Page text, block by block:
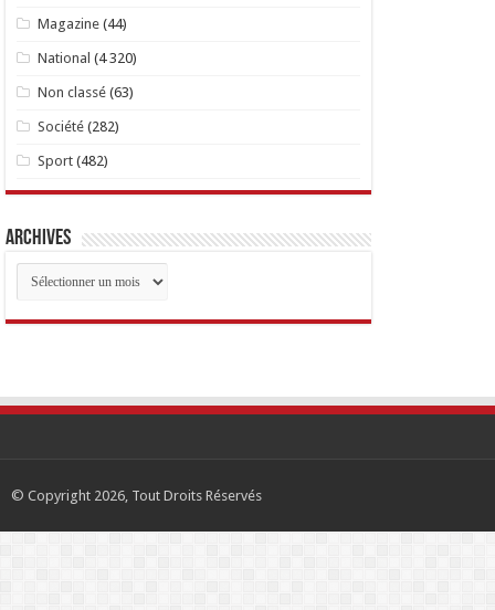
Magazine (44)
National (4 320)
Non classé (63)
Société (282)
Sport (482)
Archives
Archives
© Copyright 2026, Tout Droits Réservés